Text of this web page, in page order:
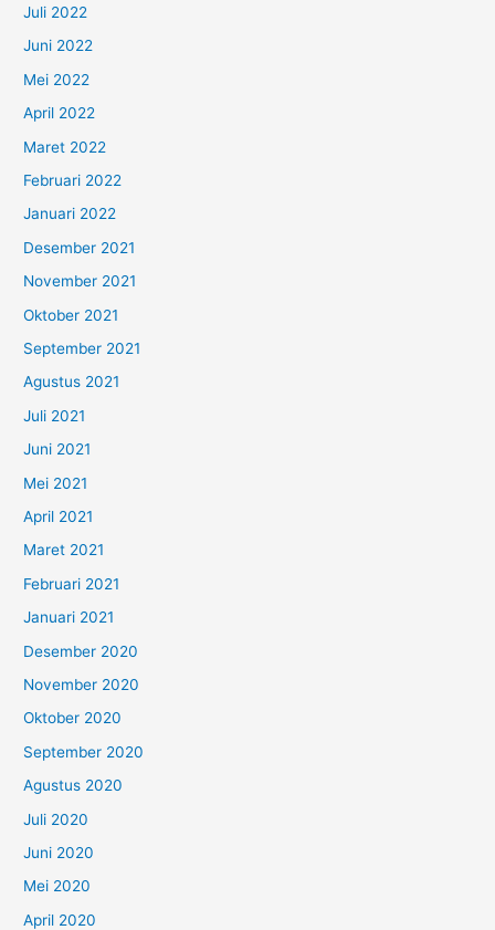
Juli 2022
Juni 2022
Mei 2022
April 2022
Maret 2022
Februari 2022
Januari 2022
Desember 2021
November 2021
Oktober 2021
September 2021
Agustus 2021
Juli 2021
Juni 2021
Mei 2021
April 2021
Maret 2021
Februari 2021
Januari 2021
Desember 2020
November 2020
Oktober 2020
September 2020
Agustus 2020
Juli 2020
Juni 2020
Mei 2020
April 2020